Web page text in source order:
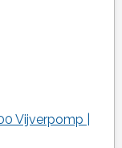
Vijverpomp |